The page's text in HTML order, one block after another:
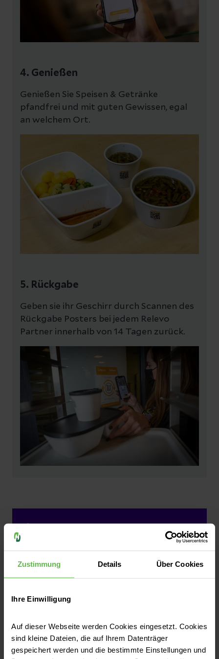
Zustimmung Details Über Cookies
Ihre Einwilligung
Auf dieser Webseite werden Cookies eingesetzt. Cookies
sind kleine Dateien, die auf Ihrem Datenträger
gespeichert werden und die bestimmte Einstellungen und
4. Genießen
Genießen Sie Speisen & Getränke
pfandfrei und mit guten Gewissen, egal
an welchem Ort.
5. Rückgabe
Geben sie ihr Geschirr durch Scannen des
Rückgabe Posters bei jedem Relevo
Partner innerhalb von 14 Tagen zurück.
Machen Sie mit und holen Sie sich die
App, kostenlos.
nutzen? Dann jetzt die App
registrieren! Das System ist super einfach
undpfandfrei !